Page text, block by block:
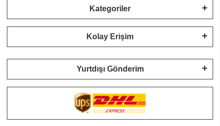
Kategoriler
Kolay Erişim
Yurtdışı Gönderim